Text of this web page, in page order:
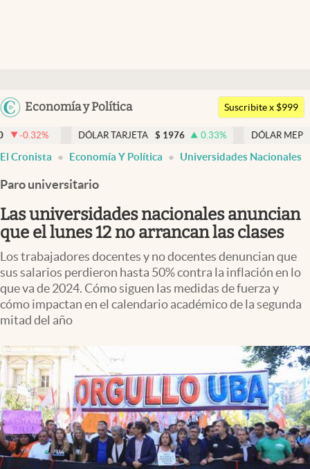
Argentina
Uruguay
Economía y Política
Members
Economía y Política
Finanzas y Mercados
Mercados Online
Negocios
Columnistas
Otras secciones
Apertura
Infotechnology
Clase
Clima
Mundial 2026
Eventos Corporativos
El Cronista Studio
Suscribite x $999
DÓLAR TARJETA $ 1976 0.33 % DÓLAR MEP 1518,45
El Cronista Economía Y Política Universidades Nacionales
Paro universitario
Las universidades nacionales anuncian
que el lunes 12 no arrancan las clases
Los trabajadores docentes y no docentes denuncian que
sus salarios perdieron hasta 50% contra la inflación en lo
que va de 2024. Cómo siguen las medidas de fuerza y
cómo impactan en el calendario académico de la segunda
mitad del año